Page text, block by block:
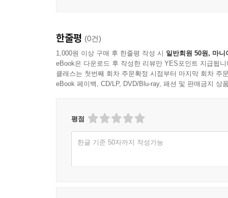
한줄평 (0건)
1,000원 이상 구매 후 한줄평 작성 시 일반회원 50원, 마니
eBook은 다운로드 후 작성한 리뷰만 YES포인트 지급됩니
클래스는 첫번째 회차 주문확정 시점부터 마지막 회차 주
eBook 페이백, CD/LP, DVD/Blu-ray, 패션 및 판매금지 상
평점
한글 기준 50자까지 작성가능